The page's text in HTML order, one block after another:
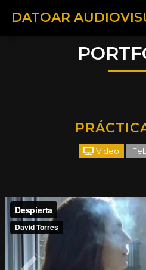
DATOAR
Video